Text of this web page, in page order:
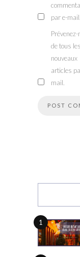
par e-mail.
Prévenez-
de tous les
nouveaux
articles
mail.
1